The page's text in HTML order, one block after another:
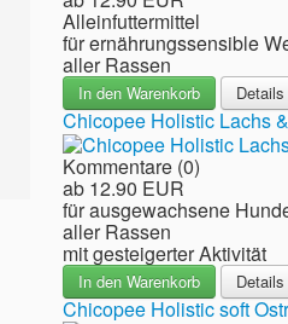
Alleinfuttermittel
für ernährungssensible
aller Rassen
In den Warenkorb Details
Chicopee Holistic Lachs
Kommentare (0)
ab 12.90 EUR
für ausgewachsene
aller Rassen
mit gesteigerter Aktivität
In den Warenkorb Details
Chicopee Holistic soft